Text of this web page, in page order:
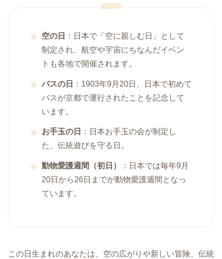
空の日
：日本で「空に親しむ日」として
制定され、航空や宇宙にちなんだイベン
トも各地で開催されます。
バスの日
：1903年9月20日、日本で初めて
バスが京都で運行されたことを記念して
います。
お手玉の日
：日本お手玉の会が制定し
た、伝統遊びを守る日。
動物愛護週間（初日）
：日本では毎年9月
20日から26日までが動物愛護週間となっ
ています。
この日生まれのあなたは、空の広がりや新しい冒険、伝統